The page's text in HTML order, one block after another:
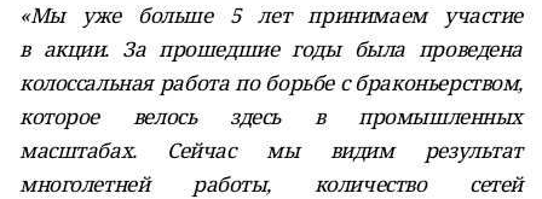
«Мы уже больше 5 лет принимаем участие
в акции. За прошедшие годы была проведена
колоссальная работа по борьбе с браконьерством,
которое велось здесь в промышленных
масштабах. Сейчас мы видим результат
многолетней работы, количество сетей